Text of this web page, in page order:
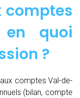
comptes
en quoi
?
comptes Val-de-
(bilan, compte